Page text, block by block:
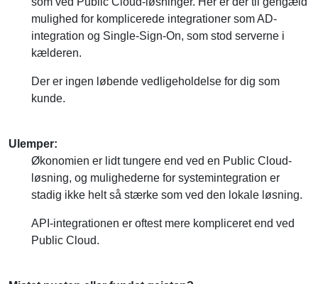
integration og Single-Sign-On, som stod serverne i
kælderen.
Der er ingen løbende vedligeholdelse for dig som
løsning, og mulighederne for systemintegration er
stadig ikke helt så stærke som ved den lokale løsning.
API-integrationen er oftest mere kompliceret end ved